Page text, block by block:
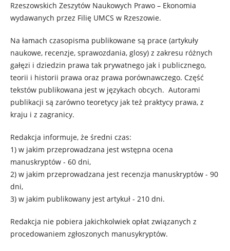
Rzeszowskich Zeszytów Naukowych Prawo – Ekonomia
wydawanych przez Filię UMCS w Rzeszowie.
Na łamach czasopisma publikowane są prace (artykuły
naukowe, recenzje, sprawozdania, glosy) z zakresu różnych
gałęzi i dziedzin prawa tak prywatnego jak i publicznego,
teorii i historii prawa oraz prawa porównawczego. Część
tekstów publikowana jest w językach obcych. Autorami
publikacji są zarówno teoretycy jak też praktycy prawa, z
kraju i z zagranicy.
Redakcja informuje, że średni czas:
1) w jakim przeprowadzana jest wstępna ocena
manuskryptów - 60 dni,
2) w jakim przeprowadzana jest recenzja manuskryptów - 90
dni,
3) w jakim publikowany jest artykuł - 210 dni.
Redakcja nie pobiera jakichkolwiek opłat związanych z
procedowaniem zgłoszonych manusykryptów.